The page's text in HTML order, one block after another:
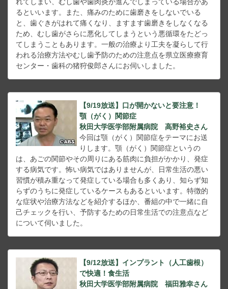
るといいます。また、痛みのために歯磨きをしないでいる
と、歯ぐきがはれて痛くなり、ますます歯磨きをしなくなる
ため、むし歯がさらに悪化してしまうという悪循環をたどっ
てしまうこともあります。一般の治療より工夫を凝らして行
われる治療方法やむし歯予防のための注意点を県立医療療育
センター・歯科の猪狩俊郎さんにお伺いしました。
【9/19放送】口が開かないと要注意！
顎（がく）関節症
秋田大学医学部附属病院 高野裕史さん
今回は顎（がく）関節症をテーマにお送
りします。顎（がく）関節症というの
は、あごの関節やその周りにある筋肉に負担がかかり、発症
する病気です。怖い病気ではありませんが、日常生活の悪い
習慣が積み重なって発症している場合も多くあり、知らず知
らずのうちに発症しているケースもあるといいます。特徴的
な症状や治療方法などを紹介するほか、番組の中で一緒に自
己チェックを行い、予防するための日常生活での注意点など
について伺いました。
【9/12放送】インプラント（人工歯根）
で快適！食生活
秋田大学医学部附属病院 福田雅幸さん